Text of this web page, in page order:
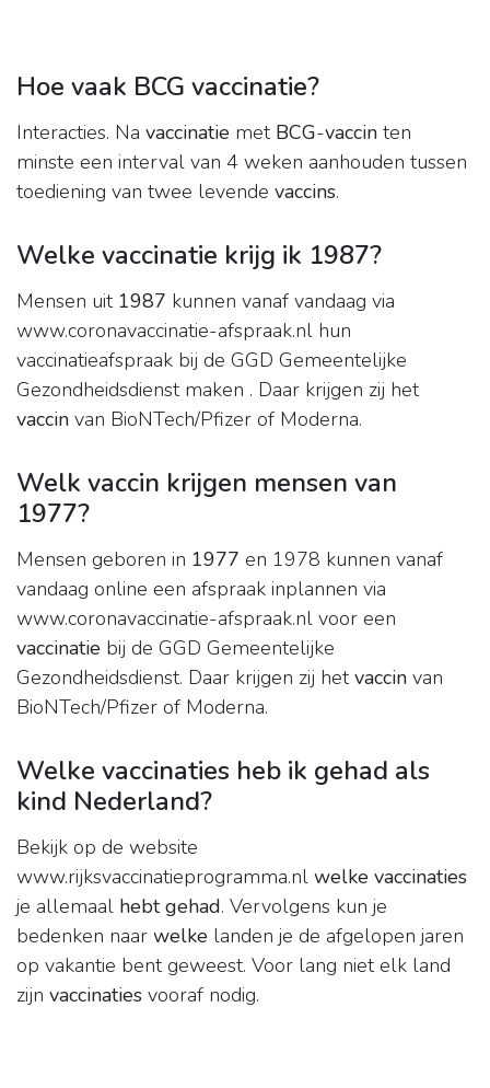
Hoe vaak BCG vaccinatie?
Interacties. Na vaccinatie met BCG-vaccin ten
minste een interval van 4 weken aanhouden tussen
toediening van twee levende vaccins.
Welke vaccinatie krijg ik 1987?
Mensen uit 1987 kunnen vanaf vandaag via
www.coronavaccinatie-afspraak.nl hun
vaccinatieafspraak bij de GGD Gemeentelijke
Gezondheidsdienst maken . Daar krijgen zij het
vaccin van BioNTech/Pfizer of Moderna.
Welk vaccin krijgen mensen van
1977?
Mensen geboren in 1977 en 1978 kunnen vanaf
vandaag online een afspraak inplannen via
www.coronavaccinatie-afspraak.nl voor een
vaccinatie bij de GGD Gemeentelijke
Gezondheidsdienst. Daar krijgen zij hetvaccin van
BioNTech/Pfizer of Moderna.
Welke vaccinaties heb ik gehad als
kind Nederland?
Bekijk op de website
www.rijksvaccinatieprogramma.nl welke vaccinaties
je allemaal hebt gehad. Vervolgens kun je
bedenken naar welke landen je de afgelopen jaren
op vakantie bent geweest. Voor lang niet elk land
zijn vaccinaties vooraf nodig.